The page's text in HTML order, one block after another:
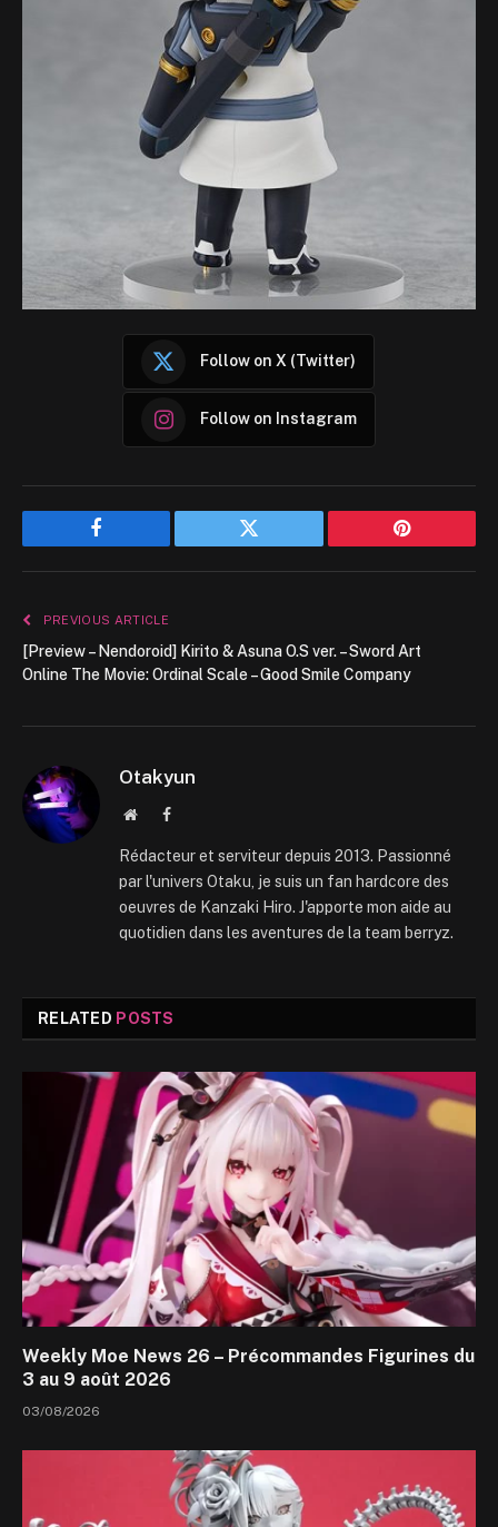
Follow on X (Twitter)
Follow on Instagram
Facebook Twitter Pinterest
PREVIOUS ARTICLE
[Preview – Nendoroid] Kirito & Asuna O.S ver. – Sword Art
Online The Movie: Ordinal Scale – Good Smile Company
Otakyun
WebsiteFacebook
Rédacteur et serviteur depuis 2013. Passionné
par l'univers Otaku, je suis un fan hardcore des
oeuvres de Kanzaki Hiro. J'apporte mon aide au
quotidien dans les aventures de la team berryz.
RELATED POSTS
Weekly Moe News 26 – Précommandes Figurines du
3 au 9 août 2026
03/08/2026